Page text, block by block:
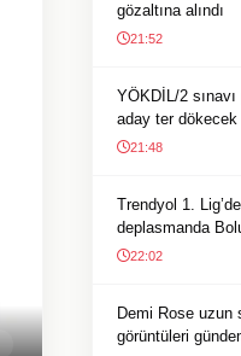
gözaltına alındı
21:52
YÖKDİL/2
aday ter dökecek
21:48
Trendyol 1.
deplasmanda
22:02
Demi Rose uzun
görüntüleri